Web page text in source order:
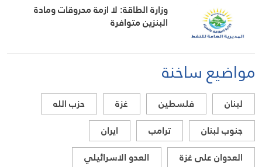
وزارة الطاقة: لا ازمة محروقات ومادة
البنزين متوافرة
مواضيع ساخنة
لبنان فلسطين غزة
حزب الله
جنوب لبنان
ترامب
ايران
العدوان على غزة
العدو الاسرائيلي